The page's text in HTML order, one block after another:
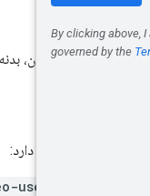
موفقیت آمیز بودن،
management